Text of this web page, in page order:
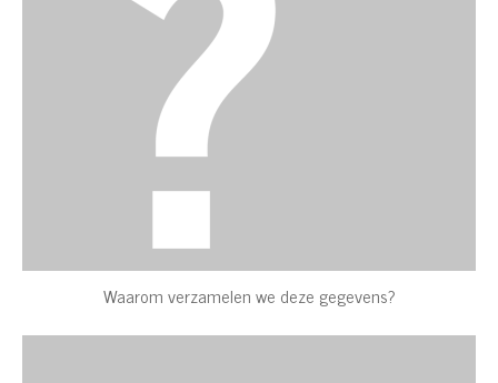
Waarom verzamelen we deze gegevens?